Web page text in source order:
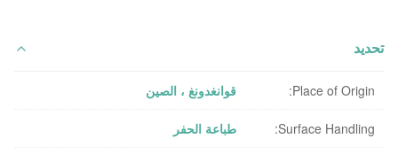
تحديد
Place of Origin: قوانغدونغ ، الصين
Surface Handling: طباعة الحفر